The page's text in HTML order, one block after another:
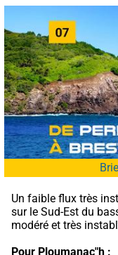
Un faible flux très
sur le Sud-Est du
modéré et très
Pour Ploumanac"h :